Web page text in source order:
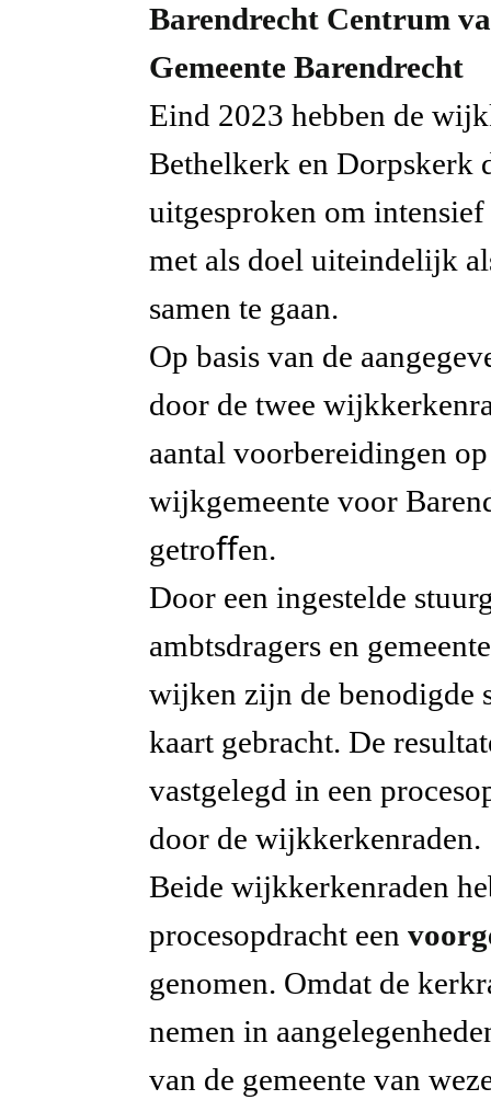
Barendrecht Centrum
Gemeente Barendrecht
Eind 2023 hebben de
Bethelkerk en Dorpskerk
uitgesproken om intensief
met als doel uiteindelijk
samen te gaan.
Op basis van de
door de twee
aantal voorbereidingen
wijkgemeente voor
getroﬀen.
Door een ingestelde
ambtsdragers en
wijken zijn de benodigde
kaart gebracht. De
vastgelegd in een
door de wijkkerkenraden.
Beide wijkkerkenraden
procesopdracht een
genomen. Omdat de
nemen in
van de gemeente van